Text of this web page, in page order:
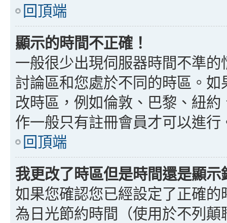
回頂端
顯示的時間不正確！
一般很少出現伺服器時間不準
討論區和您處於不同的時區。
改時區，例如倫敦、巴黎、紐
作一般只有註冊會員才可以進
回頂端
我更改了時區但是時間還是顯示
如果您確認您已經設定了正確
為日光節約時間（使用於不列